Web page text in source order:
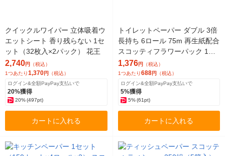
クイックルワイパー 立体吸着ウ
エットシート 香り残らない 1セ
ット（32枚入×2パック） 花王
2,740円 （税込）
1つあたり1,370円 （税込）
ログイン&全額PayPay支払いで
20%獲得
20%(497pt)
カートに入れる
トイレットペーパー ダブル 3倍
長持ち 6ロール 75m 再生紙配合
スコッティフラワーパック 1セ
ット（2パック12ロール入）花
の香り
1,376円 （税込）
1つあたり688円 （税込）
ログイン&全額PayPay支払いで
5%獲得
5% (61pt)
カートに入れる